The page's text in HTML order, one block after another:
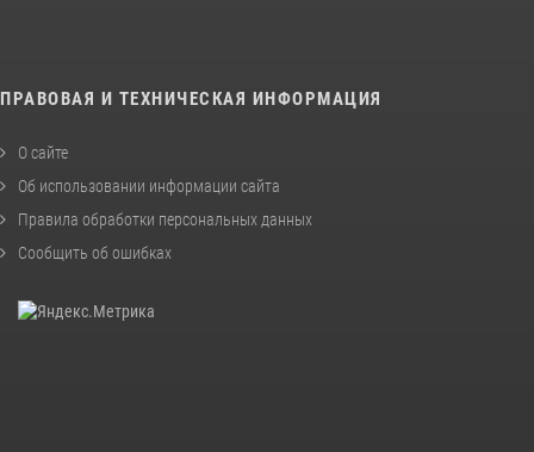
ПРАВОВАЯ И ТЕХНИЧЕСКАЯ ИНФОРМАЦИЯ
О сайте
Об использовании информации сайта
Правила обработки персональных данных
Сообщить об ошибках